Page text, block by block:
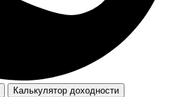
Калькулятор доходности